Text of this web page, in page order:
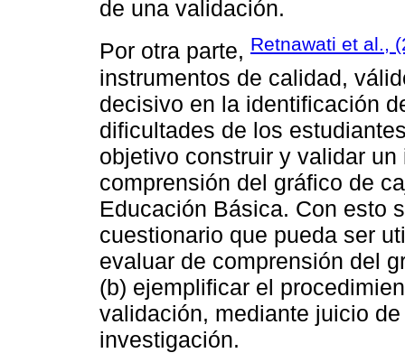
de una validación.
Por otra parte, Retnawati et al.,
instrumentos de calidad,
decisivo en la identificación
dificultades de los
objetivo construir y validar
comprensión del gráfico de
Educación Básica. Con esto
cuestionario que pueda ser
evaluar de comprensión del
(b) ejemplificar el
validación, mediante juicio
investigación.